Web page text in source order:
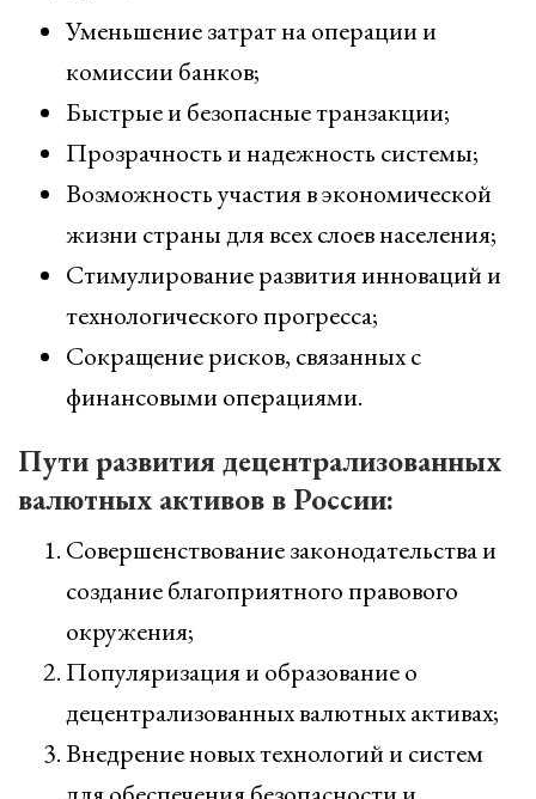
Уменьшение затрат на операции и
комиссии банков;
Быстрые и безопасные транзакции;
Прозрачность и надежность системы;
Возможность участия в экономической
жизни страны для всех слоев населения;
Стимулирование развития инноваций и
технологического прогресса;
Сокращение рисков, связанных с
финансовыми операциями.
Пути развития децентрализованных
валютных активов в России:
Совершенствование законодательства и
создание благоприятного правового
окружения;
Популяризация и образование о
децентрализованных валютных активах;
Внедрение новых технологий и систем